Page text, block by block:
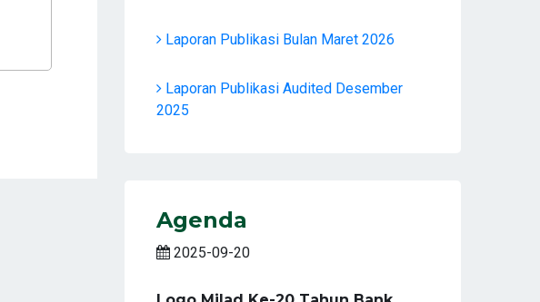
Laporan Publikasi Bulan Maret 2026
Laporan Publikasi Audited Desember
2025
Agenda
2025-09-20